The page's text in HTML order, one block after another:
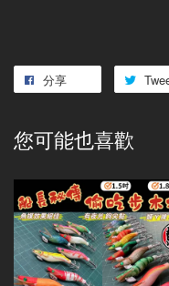
分享
您可能也喜歡